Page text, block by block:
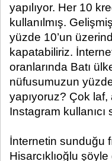
yapılıyor. Her 10
kullanılmış.
yüzde 10’un
kapatabiliriz.
oranlarında Batı
nüfusumuzun
yapıyoruz? Çok laf,
Instagram kullanıcı
İnternetin sunduğu
Hisarcıklıoğlu